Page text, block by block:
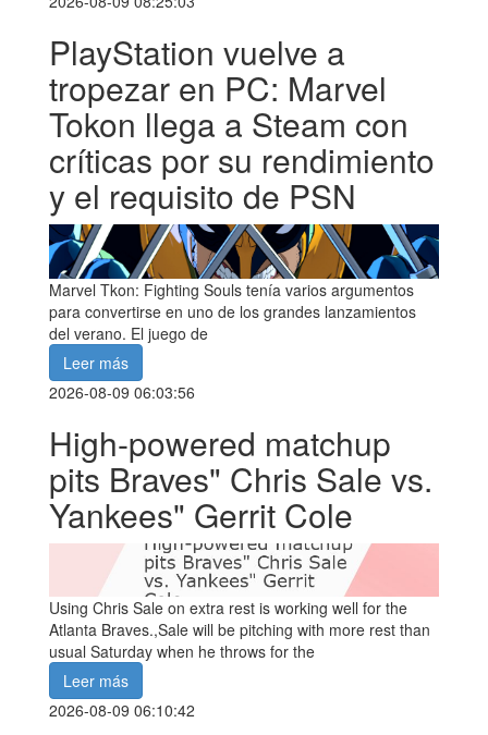
PlayStation vuelve a
tropezar en PC: Marvel
Tokon llega a Steam con
críticas por su rendimiento
y el requisito de PSN
Marvel Tkon: Fighting Souls tenía varios argumentos
para convertirse en uno de los grandes lanzamientos
del verano. El juego de
Leer más
2026-08-09 06:03:56
High-powered matchup
pits Braves" Chris Sale vs.
Yankees" Gerrit Cole
Using Chris Sale on extra rest is working well for the
Atlanta Braves.,Sale will be pitching with more rest than
usual Saturday when he throws for the
Leer más
2026-08-09 06:10:42